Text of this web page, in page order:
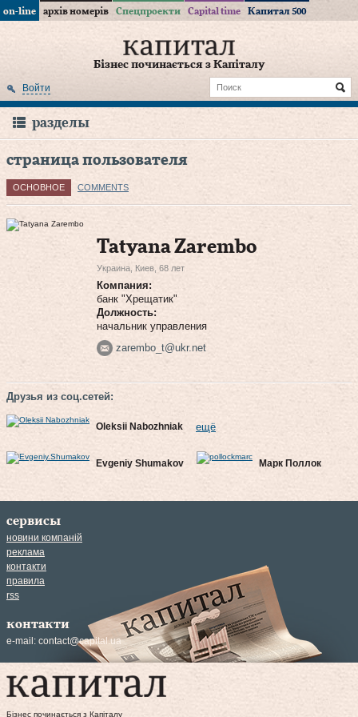
on-line архів номерів Спецпроекти Capital time Капитал 500
Бізнес починається з Капіталу
Войти
разделы
страница пользователя
ОСНОВНОЕ COMMENTS
Tatyana Zarembo
Украина, Киев, 68 лет
Компания:
банк "Хрещатик"
Должность:
начальник управления
zarembo_t@ukr.net
Друзья из соц.сетей:
Oleksii Nabozhniak
Evgeniy Shumakov Марк Поллок
ещё
сервисы
новини компаній
реклама
контакти
правила
rss
контакти
e-mail: contact@capital.ua
Бізнес починається з Капіталу